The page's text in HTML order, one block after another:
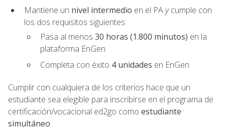
Mantiene un nivel intermedio en el PAycumple con
los dos requisitos siguientes:
Pasa al menos 30 horas (1.800 minutos) en la
plataforma EnGen
Completa con éxito 4 unidades en EnGen
Cumplir con cualquiera de los criterios hace que un
estudiante sea elegible para inscribirse en el programa de
certificación/vocacional ed2go como estudiante
simultáneo.